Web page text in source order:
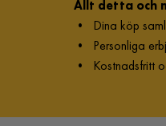
Allt detta och
• Dina köp
• Personliga
• Kostnadsfritt